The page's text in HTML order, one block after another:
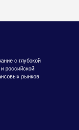
с глубокой
российской
рынков